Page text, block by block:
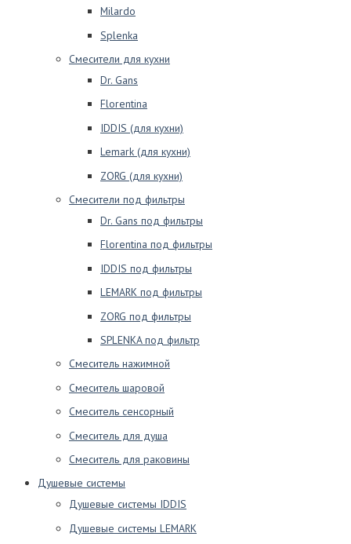
Milardo
Splenka
Смесители для кухни
Dr. Gans
Florentina
IDDIS (для кухни)
Lemark (для кухни)
ZORG (для кухни)
Смесители под фильтры
Dr. Gans под фильтры
Florentina под фильтры
IDDIS под фильтры
LEMARK под фильтры
ZORG под фильтры
SPLENKA под фильтр
Смеситель нажимной
Смеситель шаровой
Смеситель сенсорный
Смеситель для душа
Смеситель для раковины
Душевые системы
Душевые системы IDDIS
Душевые системы LEMARK